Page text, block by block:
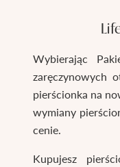
Wybierając
zaręczynowych
pierścionka na
wymiany
cenie.
Kupujesz